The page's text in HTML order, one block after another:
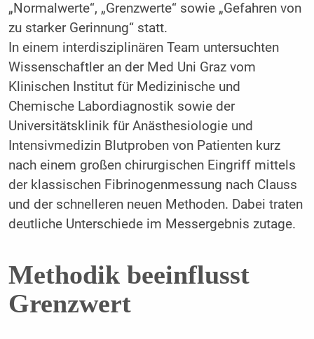
„Normalwerte“, „Grenzwerte“ sowie „Gefahren von
zu starker Gerinnung“ statt.
In einem interdisziplinären Team untersuchten
Wissenschaftler an der Med Uni Graz vom
Klinischen Institut für Medizinische und
Chemische Labordiagnostik sowie der
Universitätsklinik für Anästhesiologie und
Intensivmedizin Blutproben von Patienten kurz
nach einem großen chirurgischen Eingriff mittels
der klassischen Fibrinogenmessung nach Clauss
und der schnelleren neuen Methoden. Dabei traten
deutliche Unterschiede im Messergebnis zutage.
Methodik beeinflusst
Grenzwert